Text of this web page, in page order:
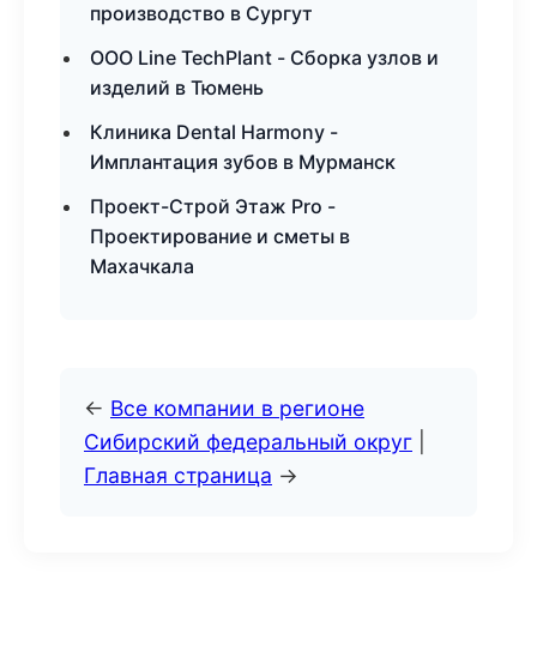
производство в Сургут
ООО Line TechPlant - Сборка узлов и
изделий в Тюмень
Клиника Dental Harmony -
Имплантация зубов в Мурманск
Проект-Строй Этаж Pro -
Проектирование и сметы в
Махачкала
← Все компании в регионе
Сибирский федеральный округ
Главная страница →